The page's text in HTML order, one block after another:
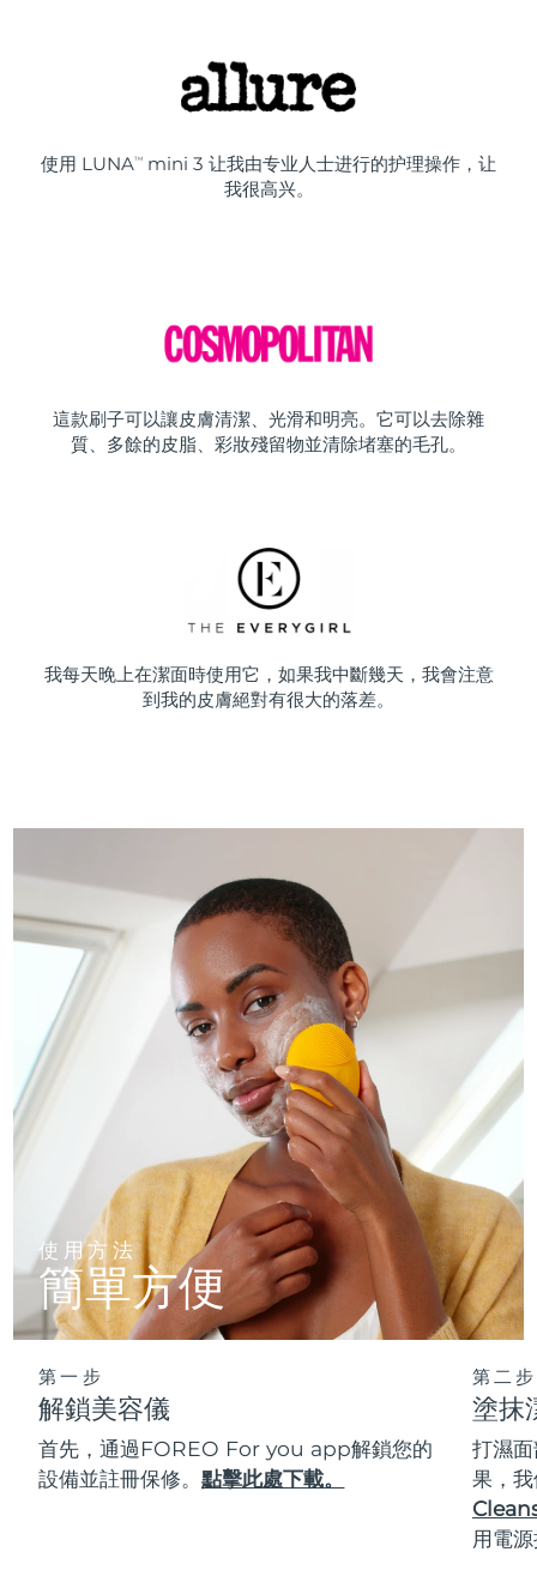
使用 LUNATM
mini 3 让我由专业人士进行的护理操作，让
我很高兴。
這款刷子可以讓皮膚清潔、光滑和明亮。它可以去除雜
質、多餘的皮脂、彩妝殘留物並清除堵塞的毛孔。
我每天晚上在潔面時使用它，如果我中斷幾天，我會注意
到我的皮膚絕對有很大的落差。
使用方法
簡單方便
第一步
解鎖美容儀
首先，通過FOREO For you app解鎖您的
設備並註冊保修。點擊此處下載。
第二步
塗抹
打濕
果，
用電